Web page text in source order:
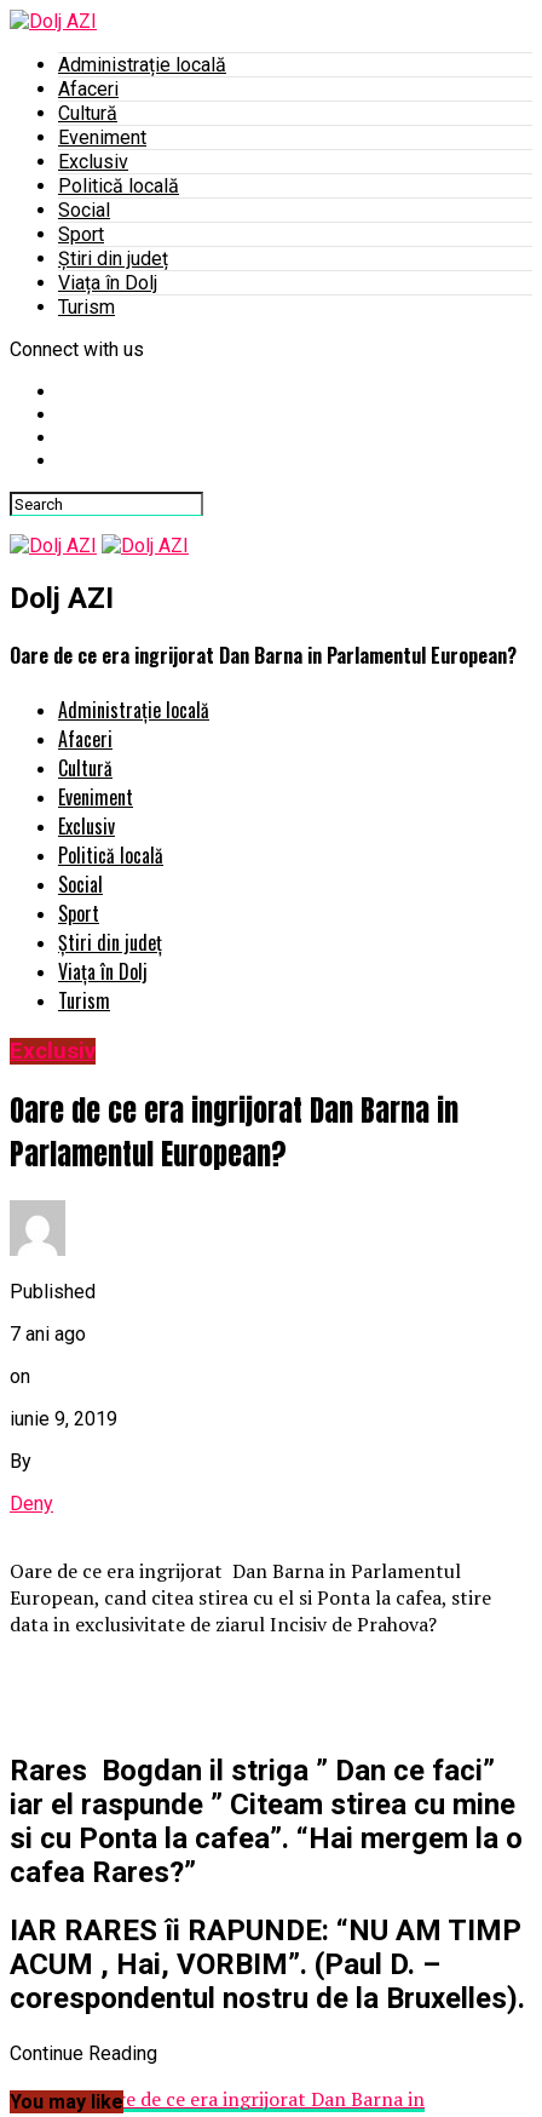
Administrație locală
Afaceri
Cultură
Eveniment
Exclusiv
Politică locală
Social
Sport
Știri din județ
Viața în Dolj
Turism
Connect with us
Dolj AZI
Oare de ce era ingrijorat Dan Barna in Parlamentul European?
Administrație locală
Afaceri
Cultură
Eveniment
Exclusiv
Politică locală
Social
Sport
Știri din județ
Viața în Dolj
Turism
Exclusiv
Oare de ce era ingrijorat Dan Barna in
Parlamentul European?
Published
7 ani ago
on
iunie 9, 2019
By
Deny
Oare de ce era ingrijorat Dan Barna in Parlamentul
European, cand citea stirea cu el si Ponta la cafea, stire
data in exclusivitate de ziarul Incisiv de Prahova?
Rares Bogdan il striga ” Dan ce faci”
iar el raspunde ” Citeam stirea cu mine
si cu Ponta la cafea”. “Hai mergem la o
cafea Rares?”
IAR RARES îi RAPUNDE: “NU AM TIMP
ACUM , Hai, VORBIM”. (Paul D. –
corespondentul nostru de la Bruxelles).
ArticolulOare de ce era ingrijorat Dan Barna in
Continue Reading
You may like